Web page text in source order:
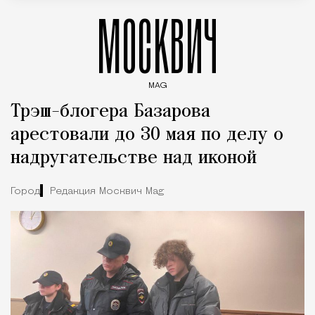
МОСКВИЧ
MAG
Трэш-блогера Базарова
арестовали до 30 мая по делу о
надругательстве над иконой
Город Редакция Москвич Mag